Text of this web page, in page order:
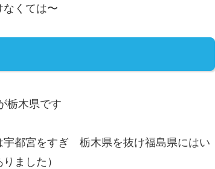
くては〜
栃木県です
宮をすぎ 栃木県を抜け福島県にはい
ました）